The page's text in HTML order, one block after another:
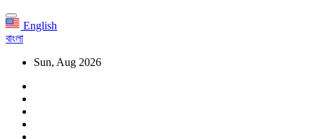
English
বাংলা
Sun, Aug 2026